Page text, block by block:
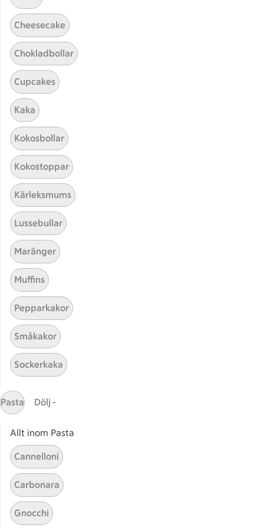
Hittade inget recept
Testa att söka på något nytt, eller ta bort något av
Mousse
Här hittar du alla goda recept du har sparat och
Sidfot
Start
Cheesecake
Chokladbollar
Cupcakes
Kaka
Kokosbollar
Kokostoppar
Kärleksmums
Lussebullar
Maränger
Muffins
Pepparkakor
Småkakor
Sockerkaka
Pasta Dölj -
Allt inom Pasta
Cannelloni
Carbonara
Gnocchi